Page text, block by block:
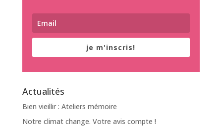
je m'inscris!
Actualités
Bien vieillir : Ateliers mémoire
Notre climat change. Votre avis compte !